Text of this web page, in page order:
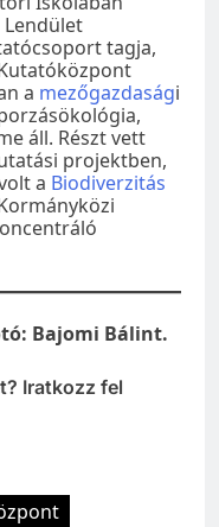
Lendület
tagja,
a mezőgazdasági
áll. Részt vett
projektben,
a Biodiverzitás
Bajomi Bálint.
Iratkozz fel